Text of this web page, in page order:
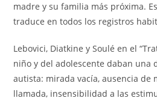
madre y su familia más próxima.
traduce en todos los registros
Lebovici, Diatkine y Soulé en el
niño y del adolescente daban una
autista: mirada vacía, ausencia de
llamada, insensibilidad a las